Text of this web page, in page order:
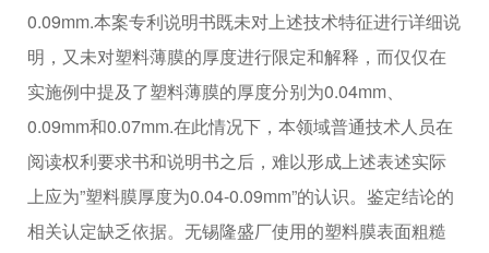
0.09mm.本案专利说明书既未对上述技术特征进行详细说
明，又未对塑料薄膜的厚度进行限定和解释，而仅仅在
实施例中提及了塑料薄膜的厚度分别为0.04mm、
0.09mm和0.07mm.在此情况下，本领域普通技术人员在
阅读权利要求书和说明书之后，难以形成上述表述实际
上应为”塑料膜厚度为0.04-0.09mm”的认识。鉴定结论的
相关认定缺乏依据。无锡隆盛厂使用的塑料膜表面粗糙